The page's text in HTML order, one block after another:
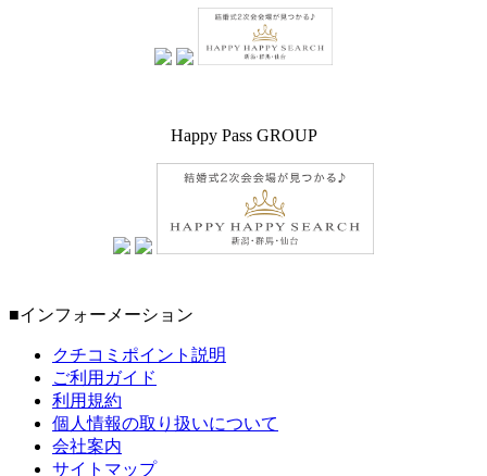
Happy Pass GROUP
■インフォーメーション
クチコミポイント説明
ご利用ガイド
利用規約
個人情報の取り扱いについて
会社案内
サイトマップ